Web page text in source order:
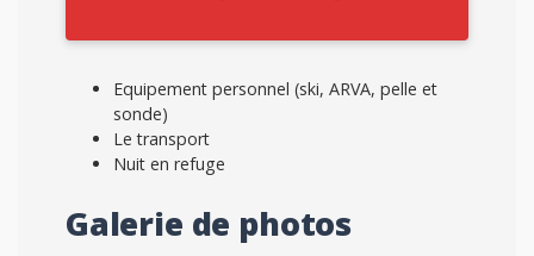
Equipement personnel (ski, ARVA, pelle et
sonde)
Le transport
Nuit en refuge
Galerie de photos